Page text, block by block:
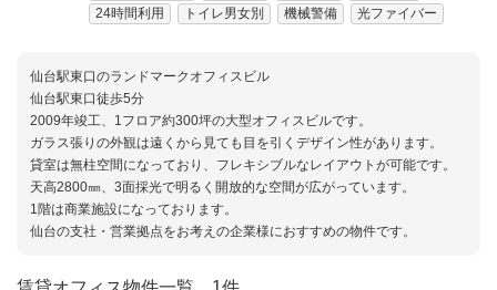
24時間利用
トイレ男女別 機械警備 光ファイバー
仙台駅東口のランドマークオフィスビル
仙台駅東口徒歩5分
2009年竣工、1フロア約300坪の大型オフィスビルです。
ガラス張りの外観は遠くから見ても目を引くデザイン性があります。
貸室は無柱空間になっており、フレキシブルなレイアウトが可能です。
天高2800㎜、3面採光で明るく開放的な空間が広がっています。
1階は商業施設になっております。
仙台の支社・営業拠点をお考えの企業様におすすめの物件です。